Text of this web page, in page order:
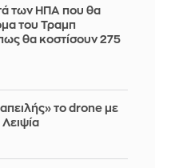
των ΗΠΑ που θα
του Τραμπ
θα κοστίσουν 275
το drone με